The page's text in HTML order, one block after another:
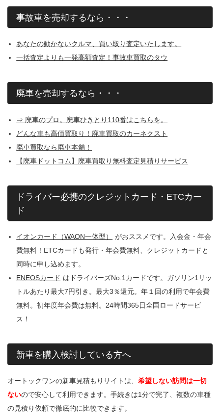
事故車を売却するなら・・・
あなたの動かないクルマ、買い取り査定いたします。
一括査定よりも一発高額査定！事故車買取のタウ
廃車を売却するなら・・・
⇒ 廃車のプロ。廃車ひきとり110番はこちらを。
どんな車も高価買取り！廃車買取のカーネクスト
廃車買取なら廃車本舗！
【廃車ドットコム】廃車買取り無料査定見積りサービス
ドライバー必携のクレジットカード・ETCカー
ド
イオンカード（WAON一体型）
がおススメです。入会金・年会
費無料！ETCカードも発行・年会費無料、クレジットカードと
同時に申し込めます。
ENEOSカード はドライバーズNo.1カードです。ガソリン1リッ
トルあたり最大7円引き。最大3％還元。年１回の利用で年会費
無料。初年度年会費は無料。24時間365日全国ロードサービ
ス！
新車を購入検討している方へ
オートックワンの新車見積もりサイトは、 希望しない訪問は一切
ないので安心して利用できます。手続きは1分で完了、複数の車種
の見積り依頼で徹底的に比較できます。